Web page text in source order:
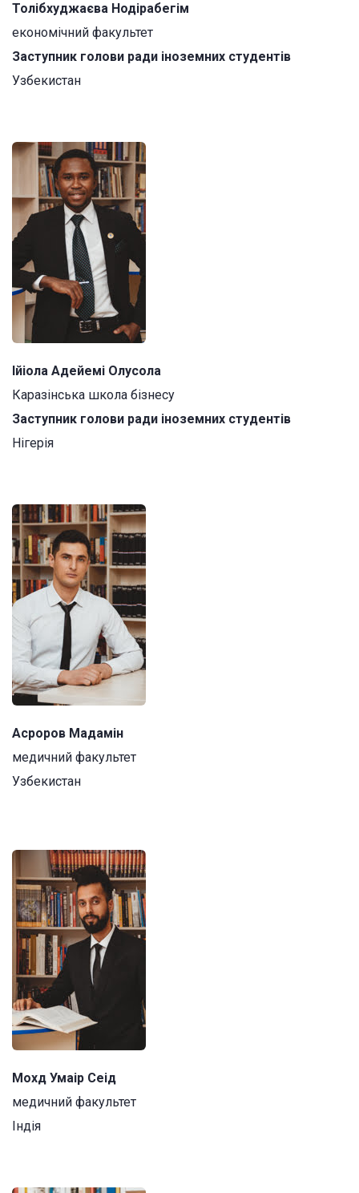
Толібхуджаєва Нодірабегім
економічний факультет
Заступник голови ради іноземних студентів
Узбекистан
Ійіола Адейемі Олусола
Каразінська школа бізнесу
Заступник голови ради іноземних студентів
Нігерія
Асроров Мадамін
медичний факультет
Узбекистан
Мохд Умаір Сеід
медичний факультет
Індія